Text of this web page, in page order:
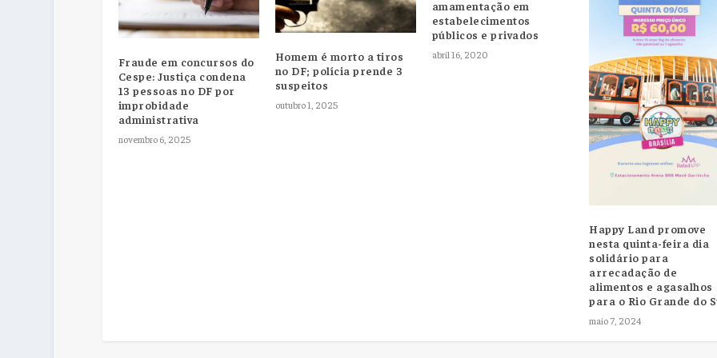
Fraude em concursos do
Cespe: Justiça condena
13 pessoas no DF por
improbidade
administrativa
novembro 6, 2025
Homem é morto a tiros
no DF; polícia prende 3
suspeitos
outubro 1, 2025
amamentação em
estabelecimentos
públicos e privados
abril 16, 2020
Happy Land promove
nesta quinta-feira dia
solidário para
arrecadação de
alimentos e agasalhos
para o Rio Grande do
maio 7, 2024